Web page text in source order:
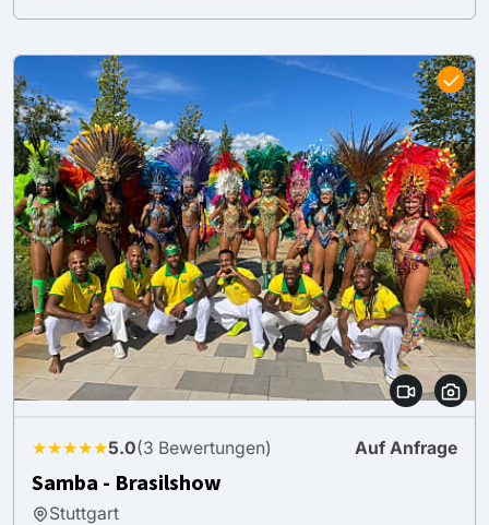
★★★★★5.0(3 Bewertungen) Auf Anfrage
Samba - Brasilshow
Stuttgart